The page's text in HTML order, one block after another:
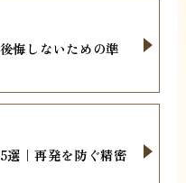
悔しないための準
選｜再発を防ぐ精密